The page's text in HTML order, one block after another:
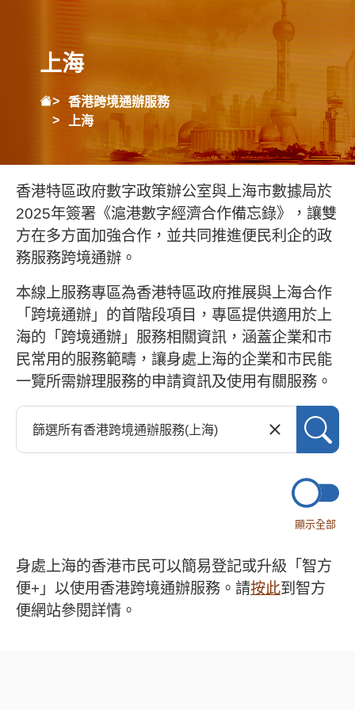
上海
香港跨境通辦服務
上海
香港特區政府數字政策辦公室與上海市數據局於
2025年簽署《滬港數字經濟合作備忘錄》，讓雙
方在多方面加強合作，並共同推進便民利企的政
務服務跨境通辦。
本線上服務專區為香港特區政府推展與上海合作
「跨境通辦」的首階段項目，專區提供適用於上
海的「跨境通辦」服務相關資訊，涵蓋企業和市
民常用的服務範疇，讓身處上海的企業和市民能
一覽所需辦理服務的申請資訊及使用有關服務。
顯示全部
身處上海的香港市民可以簡易登記或升級「智方
便+」以使用香港跨境通辦服務。請按此到智方
便網站參閱詳情。